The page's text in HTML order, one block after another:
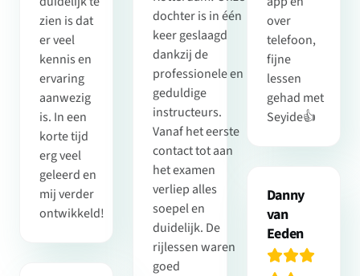
zien is dat
er veel
kennis en
ervaring
aanwezig
is. In een
korte tijd
erg veel
geleerd en
mij verder
ontwikkeld!
dochter is in één
keer geslaagd
dankzij de
professionele en
geduldige
instructeurs.
Vanaf het eerste
contact tot aan
het examen
verliep alles
soepel en
duidelijk. De
rijlessen waren
goed
over
telefoon,
fijne
lessen
gehad met
Seyide👍
Danny
van
Eeden